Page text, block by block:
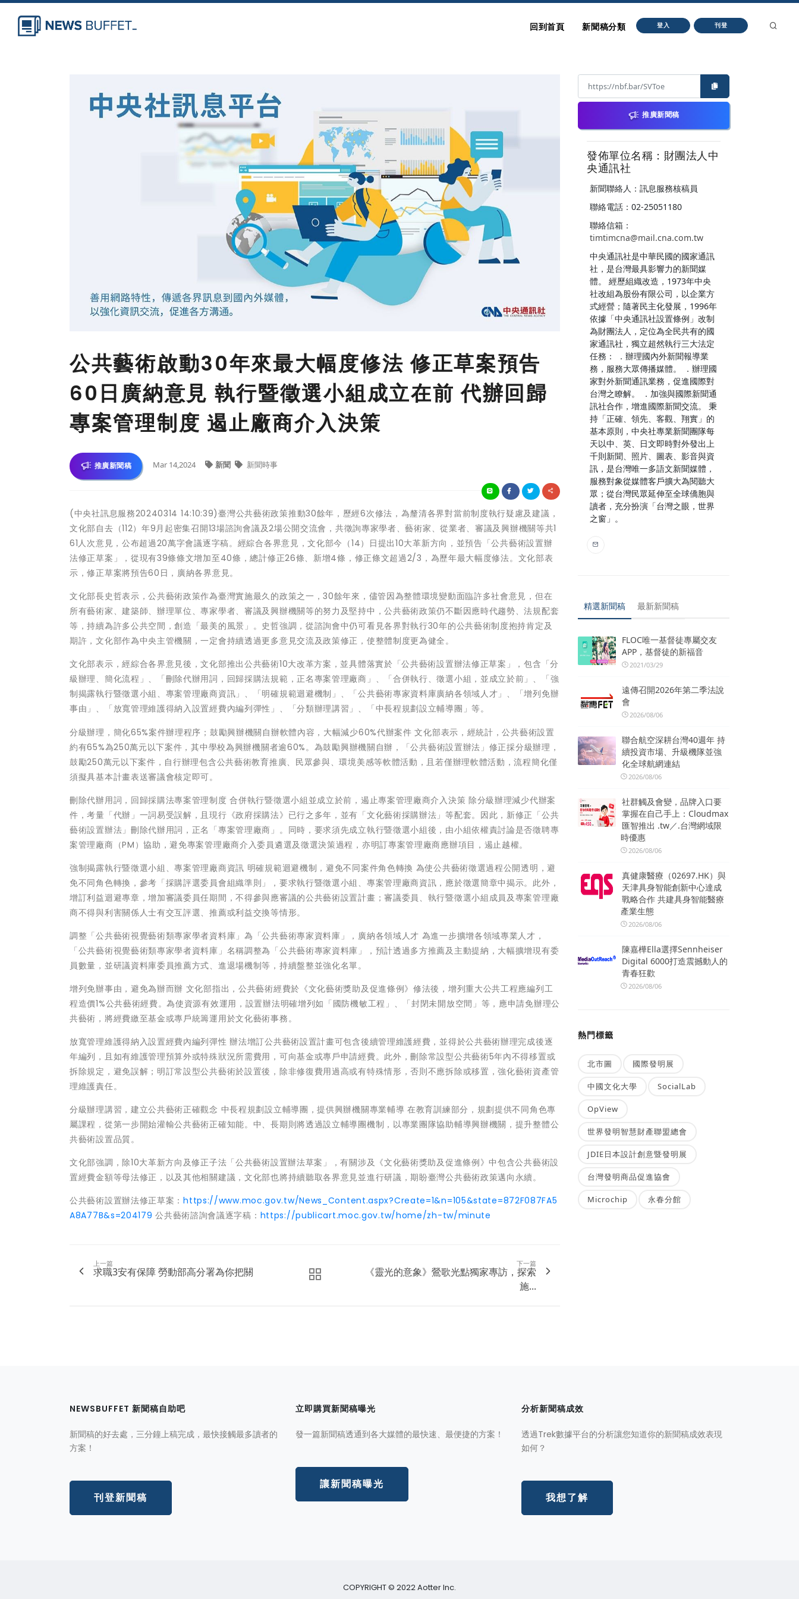
回到首頁 新聞稿分類 登入 刊登
公共藝術啟動30年來最大幅度修法 修正草案預告
60日廣納意見 執行暨徵選小組成立在前 代辦回歸
專案管理制度 遏止廠商介入決策
推廣新聞稿 Mar 14,2024 新聞 新聞時事
(中央社訊息服務20240314 14:10:39)臺灣公共藝術政策推動30餘年，歷經6次修法，為釐清各界對當前制度執行疑慮及建議，
文化部自去（112）年9月起密集召開13場諮詢會議及2場公開交流會，共徵詢專家學者、藝術家、從業者、審議及興辦機關等共1
61人次意見，公布超過20萬字會議逐字稿。經綜合各界意見，文化部今（14）日提出10大革新方向，並預告「公共藝術設置辦
法修正草案」，從現有39條條文增加至40條，總計修正26條、新增4條，修正條文超過2/3，為歷年最大幅度修法。文化部表
示，修正草案將預告60日，廣納各界意見。
文化部長史哲表示，公共藝術政策作為臺灣實施最久的政策之一，30餘年來，儘管因為整體環境變動面臨許多社會意見，但在
所有藝術家、建築師、辦理單位、專家學者、審議及興辦機關等的努力及堅持中，公共藝術政策仍不斷因應時代趨勢、法規配套
等，持續為許多公共空間，創造「最美的風景」。史哲強調，從諮詢會中仍可看見各界對執行30年的公共藝術制度抱持肯定及
期許，文化部作為中央主管機關，一定會持續透過更多意見交流及政策修正，使整體制度更為健全。
文化部表示，經綜合各界意見後，文化部推出公共藝術10大改革方案，並具體落實於「公共藝術設置辦法修正草案」，包含「分
級辦理、簡化流程」、「刪除代辦用詞，回歸採購法規範，正名專案管理廠商」、「合併執行、徵選小組，並成立於前」、「強
制揭露執行暨徵選小組、專案管理廠商資訊」、「明確規範迴避機制」、「公共藝術專家資料庫廣納各領域人才」、「增列免辦
事由」、「放寬管理維護得納入設置經費內編列彈性」、「分類辦理講習」、「中長程規劃設立輔導團」等。
分級辦理，簡化65%案件辦理程序；鼓勵興辦機關自辦軟體內容，大幅減少60%代辦案件 文化部表示，經統計，公共藝術設置
約有65%為250萬元以下案件，其中學校為興辦機關者逾60%。為鼓勵興辦機關自辦，「公共藝術設置辦法」修正採分級辦理，
鼓勵250萬元以下案件，自行辦理包含公共藝術教育推廣、民眾參與、環境美感等軟體活動，且若僅辦理軟體活動，流程簡化僅
須擬具基本計畫表送審議會核定即可。
刪除代辦用詞，回歸採購法專案管理制度 合併執行暨徵選小組並成立於前，遏止專案管理廠商介入決策 除分級辦理減少代辦案
件，考量「代辦」一詞易受誤解，且現行《政府採購法》已行之多年，並有「文化藝術採購辦法」等配套。因此，新修正「公共
藝術設置辦法」刪除代辦用詞，正名「專案管理廠商」。同時，要求須先成立執行暨徵選小組後，由小組依權責討論是否徵聘專
案管理廠商（PM）協助，避免專案管理廠商介入委員遴選及徵選決策過程，亦明訂專案管理廠商應辦項目，遏止越權。
強制揭露執行暨徵選小組、專案管理廠商資訊 明確規範迴避機制，避免不同案件角色轉換 為使公共藝術徵選過程公開透明，避
免不同角色轉換，參考「採購評選委員會組織準則」，要求執行暨徵選小組、專案管理廠商資訊，應於徵選簡章中揭示。此外，
增訂利益迴避專章，增加審議委員任期間，不得參與應審議的公共藝術設置計畫；審議委員、執行暨徵選小組成員及專案管理廠
商不得與利害關係人士有交互評選、推薦或利益交換等情形。
調整「公共藝術視覺藝術類專家學者資料庫」為「公共藝術專家資料庫」，廣納各領域人才 為進一步擴增各領域專業人才，
「公共藝術視覺藝術類專家學者資料庫」名稱調整為「公共藝術專家資料庫」，預計透過多方推薦及主動提納，大幅擴增現有委
員數量，並研議資料庫委員推薦方式、進退場機制等，持續盤整並強化名單。
增列免辦事由，避免為辦而辦 文化部指出，公共藝術經費於《文化藝術獎助及促進條例》修法後，增列重大公共工程應編列工
程造價1%公共藝術經費。為使資源有效運用，設置辦法明確增列如「國防機敏工程」、「封閉未開放空間」等，應申請免辦理公
共藝術，將經費繳至基金或專戶統籌運用於文化藝術事務。
放寬管理維護得納入設置經費內編列彈性 辦法增訂公共藝術設置計畫可包含後續管理維護經費，並得於公共藝術辦理完成後逐
年編列，且如有維護管理預算外或特殊狀況所需費用，可向基金或專戶申請經費。此外，刪除常設型公共藝術5年內不得移置或
拆除規定，避免誤解；明訂常設型公共藝術於設置後，除非修復費用過高或有特殊情形，否則不應拆除或移置，強化藝術資產管
理維護責任。
分級辦理講習，建立公共藝術正確觀念 中長程規劃設立輔導團，提供興辦機關專業輔導 在教育訓練部分，規劃提供不同角色專
屬課程，從第一步開始灌輸公共藝術正確知能。中、長期則將透過設立輔導團機制，以專業團隊協助輔導興辦機關，提升整體公
共藝術設置品質。
文化部強調，除10大革新方向及修正子法「公共藝術設置辦法草案」，有關涉及《文化藝術獎助及促進條例》中包含公共藝術設
置經費金額等母法修正，以及其他相關建議，文化部也將持續聽取各界意見並進行研議，期盼臺灣公共藝術政策邁向永續。
公共藝術設置辦法修正草案：https://www.moc.gov.tw/News_Content.aspx?Create=1&n=105&state=872F087FA5
A8A77B&s=204179 公共藝術諮詢會議逐字稿： https://publicart.moc.gov.tw/home/zh-tw/minute
上一篇
求職3安有保障 勞動部高分署為你把關
下一篇
《靈光的意象》鶯歌光點獨家專訪，探索
施...
推廣新聞稿
發佈單位名稱：財團法人中
央通訊社
新聞聯絡人：訊息服務核稿員
聯絡電話：02-25051180
聯絡信箱：
timtimcna@mail.cna.com.tw
中央通訊社是中華民國的國家通訊
社，是台灣最具影響力的新聞媒
體。 經歷組織改造，1973年中央
社改組為股份有限公司，以企業方
式經營；隨著民主化發展，1996年
依據「中央通訊社設置條例」改制
為財團法人，定位為全民共有的國
家通訊社，獨立超然執行三大法定
任務： ．辦理國內外新聞報導業
務，服務大眾傳播媒體。 ．辦理國
家對外新聞通訊業務，促進國際對
台灣之瞭解。 ．加強與國際新聞通
訊社合作，增進國際新聞交流。 秉
持「正確、領先、客觀、翔實」的
基本原則，中央社專業新聞團隊每
天以中、英、日文即時對外發出上
千則新聞、照片、圖表、影音與資
訊，是台灣唯一多語文新聞媒體，
服務對象從媒體客戶擴大為閱聽大
眾；從台灣民眾延伸至全球僑胞與
讀者，充分扮演「台灣之眼，世界
之窗」。
精選新聞稿 最新新聞稿
FLOC唯一基督徒專屬交友
APP，基督徒的新福音
2021/03/29
遠傳召開2026年第二季法說
會
2026/08/06
聯合航空深耕台灣40週年 持
續投資市場、升級機隊並強
化全球航網連結
2026/08/06
社群觸及會變，品牌入口要
掌握在自己手上：Cloudmax
匯智推出 .tw／.台灣網域限
時優惠
2026/08/06
真健康醫療（02697.HK）與
天津具身智能創新中心達成
戰略合作 共建具身智能醫療
產業生態
2026/08/06
陳嘉樺Ella選擇Sennheiser
Digital 6000打造震撼動人的
青春狂歡
2026/08/06
熱門標籤
北市圖 國際發明展
中國文化大學 SocialLab
OpView
世界發明智慧財產聯盟總會
JDIE日本設計創意暨發明展
台灣發明商品促進協會
Microchip 永春分館
NEWSBUFFET 新聞稿自助吧
新聞稿的好去處，三分鐘上稿完成，最快接觸最多讀者的
方案！
刊登新聞稿
立即購買新聞稿曝光
發一篇新聞稿透通到各大媒體的最快速、最便捷的方案！
讓新聞稿曝光
分析新聞稿成效
透過Trek數據平台的分析讓您知道你的新聞稿成效表現
如何？
我想了解
COPYRIGHT © 2022 Aotter Inc.